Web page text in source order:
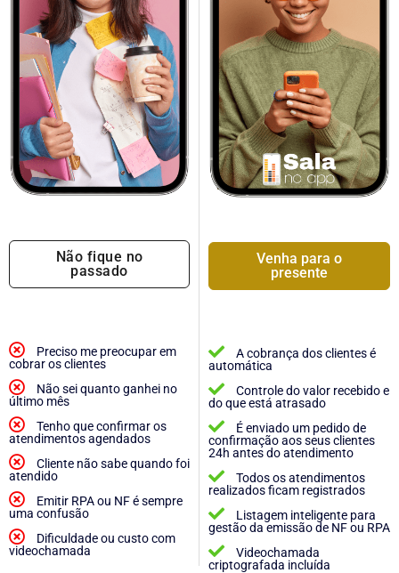
Não fique no
passado
Preciso me preocupar em
cobrar os clientes
Não sei quanto ganhei no
último mês
Tenho que confirmar os
atendimentos agendados
Cliente não sabe quando foi
atendido
Emitir RPA ou NF é sempre
uma confusão
Dificuldade ou custo com
videochamada
Venha para o
presente
A cobrança dos clientes é
automática
Controle do valor recebido e
do que está atrasado
É enviado um pedido de
confirmação aos seus clientes
24h antes do atendimento
Todos os atendimentos
realizados ficam registrados
Listagem inteligente para
gestão da emissão de NF ou RPA
Videochamada
criptografada incluída